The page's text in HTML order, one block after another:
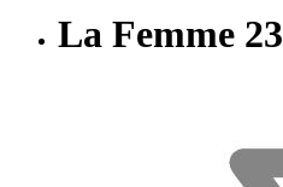
La Femme 23